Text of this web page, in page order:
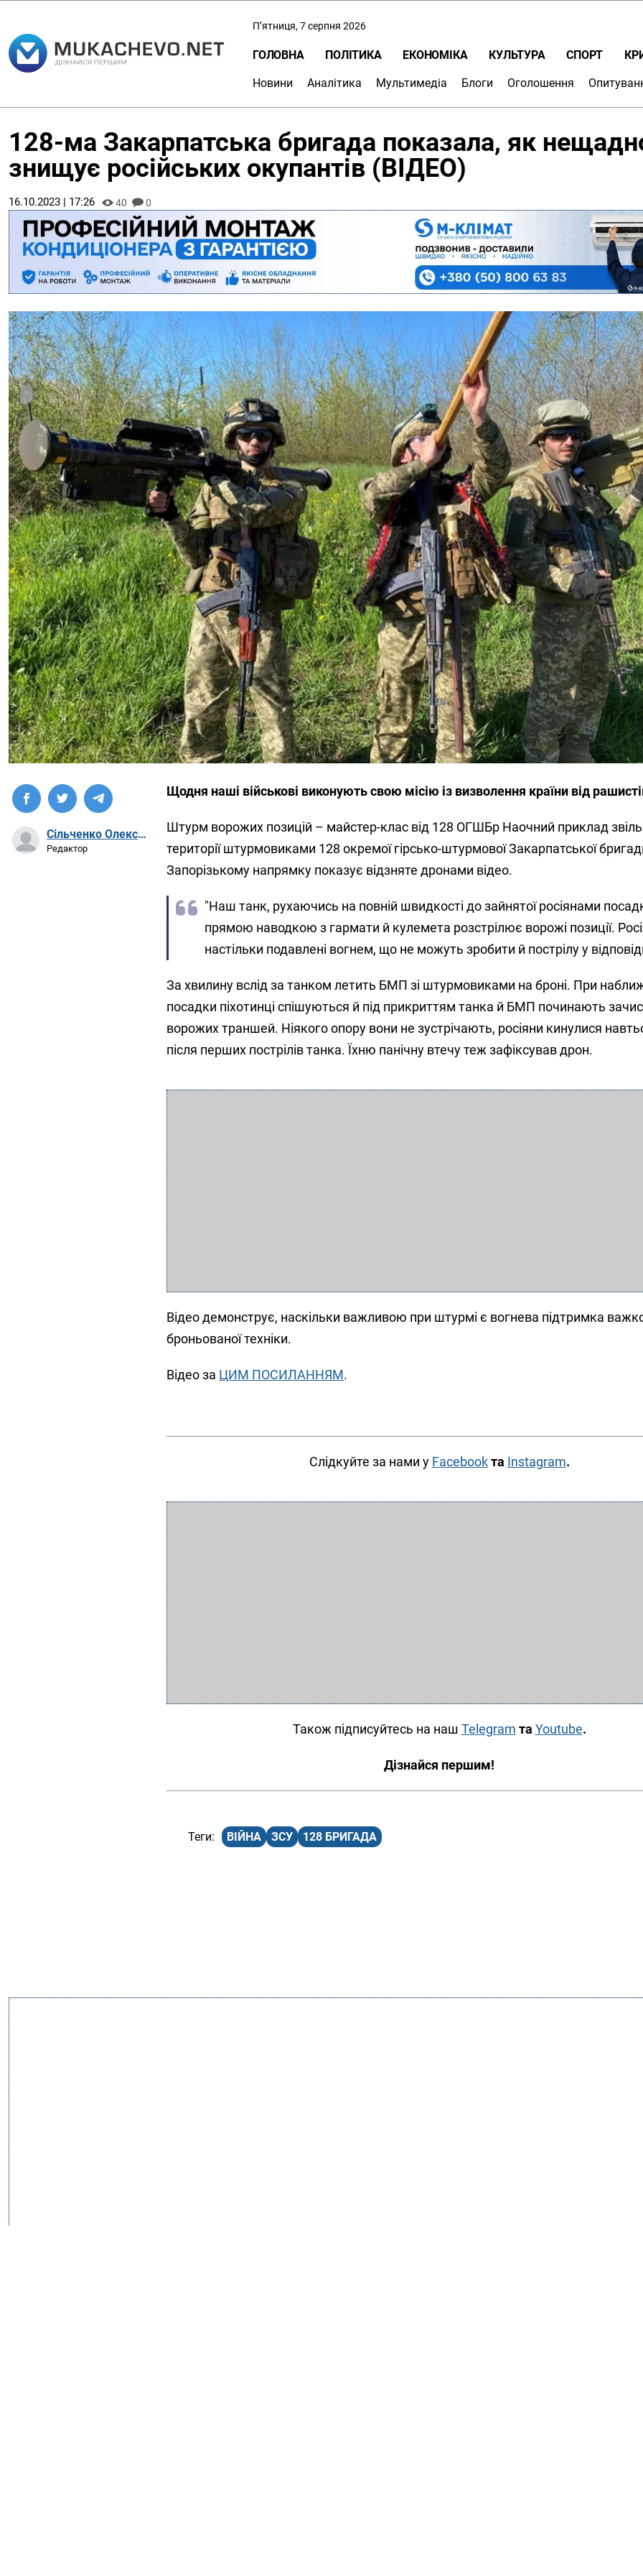
П’ятниця, 7 серпня 2026
ГОЛОВНА ПОЛІТИКА ЕКОНОМІКА КУЛЬТУРА СПОРТ
Новини Аналітика Мультимедіа Блоги Оголошення
128-ма Закарпатська бригада показала, як
знищує російських окупантів (ВІДЕО)
16.10.2023 | 17:26 40 0
Сільченко Олександр Артурович
Редактор
Щодня наші військові виконують свою місію із визволення країни від
Штурм ворожих позицій – майстер-клас від 128 ОГШБр Наочний приклад
території штурмовиками 128 окремої гірсько-штурмової Закарпатської
Запорізькому напрямку показує відзняте дронами відео.
"Наш танк, рухаючись на повній швидкості до зайнятої росіянами
прямою наводкою з гармати й кулемета розстрілює ворожі позиції.
настільки подавлені вогнем, що не можуть зробити й пострілу у
За хвилину вслід за танком летить БМП зі штурмовиками на броні. При
посадки піхотинці спішуються й під прикриттям танка й БМП починають
ворожих траншей. Ніякого опору вони не зустрічають, росіяни кинулися
після перших пострілів танка. Їхню панічну втечу теж зафіксував дрон.
Відео демонструє, наскільки важливою при штурмі є вогнева підтримка
броньованої техніки.
Відео за ЦИМ ПОСИЛАННЯМ.
Слідкуйте за нами у Facebookта Instagram.
Також підписуйтесь на наш Telegram та Youtube.
Дізнайся першим!
ВІЙНА ЗСУ 128 БРИГАДА